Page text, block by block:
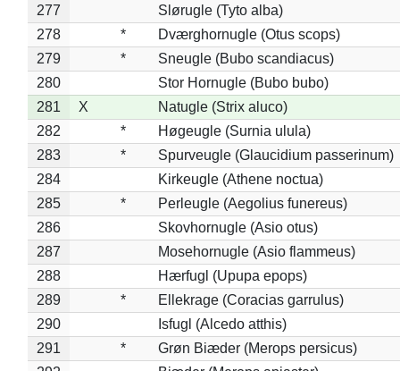
277
Slørugle (Tyto alba)
278
*
Dværghornugle (Otus scops)
279
*
Sneugle (Bubo scandiacus)
280
Stor Hornugle (Bubo bubo)
281
X
Natugle (Strix aluco)
282
*
Høgeugle (Surnia ulula)
283
*
Spurveugle (Glaucidium passerinum)
284
Kirkeugle (Athene noctua)
285
*
Perleugle (Aegolius funereus)
286
Skovhornugle (Asio otus)
287
Mosehornugle (Asio flammeus)
288
Hærfugl (Upupa epops)
289
*
Ellekrage (Coracias garrulus)
290
Isfugl (Alcedo atthis)
291
*
Grøn Biæder (Merops persicus)